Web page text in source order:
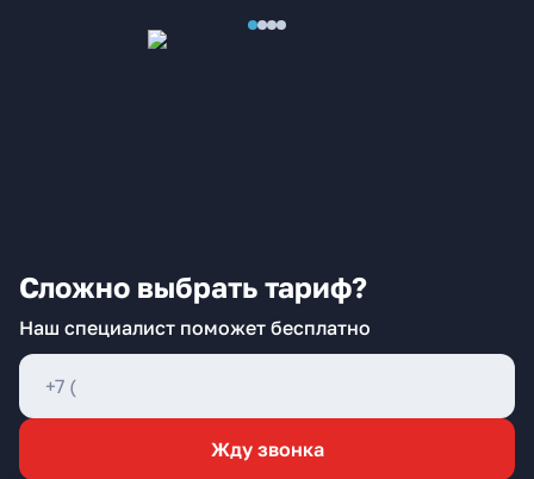
Сложно выбрать тариф?
Наш специалист поможет бесплатно
Жду звонка